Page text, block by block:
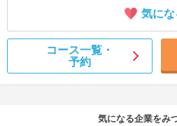
気にな
コース一覧・
予約
気になる企業をみ